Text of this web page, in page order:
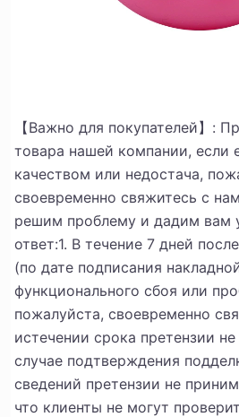
【Важно для покупателей】:
товара нашей компании, если
качеством или недостача,
своевременно свяжитесь с
решим проблему и дадим вам
ответ:1. В течение 7 дней
(по дате подписания
функционального сбоя или
пожалуйста, своевременно
истечении срока претензии
случае подтверждения
сведений претензии не
что клиенты не могут